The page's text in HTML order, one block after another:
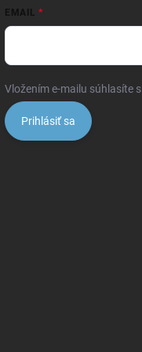
EMAIL
Vložením e-mailu súhlasíte s
Prihlásiť sa